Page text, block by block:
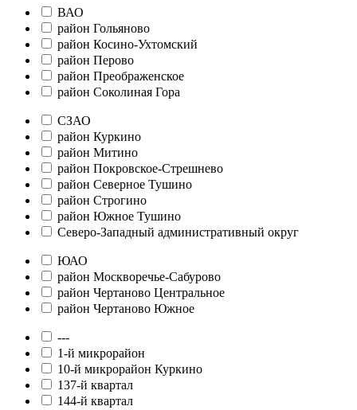
ВАО
район Гольяново
район Косино-Ухтомский
район Перово
район Преображенское
район Соколиная Гора
СЗАО
район Куркино
район Митино
район Покровское-Стрешнево
район Северное Тушино
район Строгино
район Южное Тушино
Северо-Западный административный округ
ЮАО
район Москворечье-Сабурово
район Чертаново Центральное
район Чертаново Южное
---
1-й микрорайон
10-й микрорайон Куркино
137-й квартал
144-й квартал